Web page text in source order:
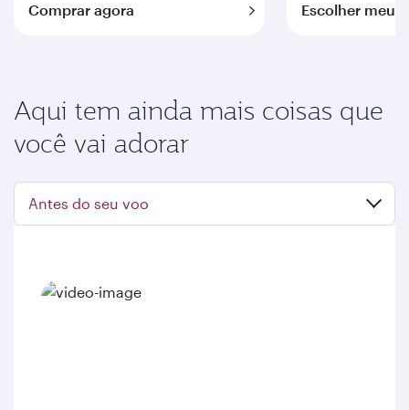
Comprar agora Escolher meus
Aqui tem ainda mais coisas que
você vai adorar
Antes do seu voo